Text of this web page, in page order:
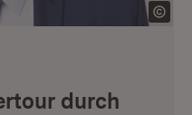
durch